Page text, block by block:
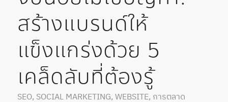
สร้างแบรนด์ให้
แข็งแกร่งด้วย 5
เคล็ดลับที่ต้องรู้
SEO, SOCIAL MARKETING, WEBSITE, การตลาด